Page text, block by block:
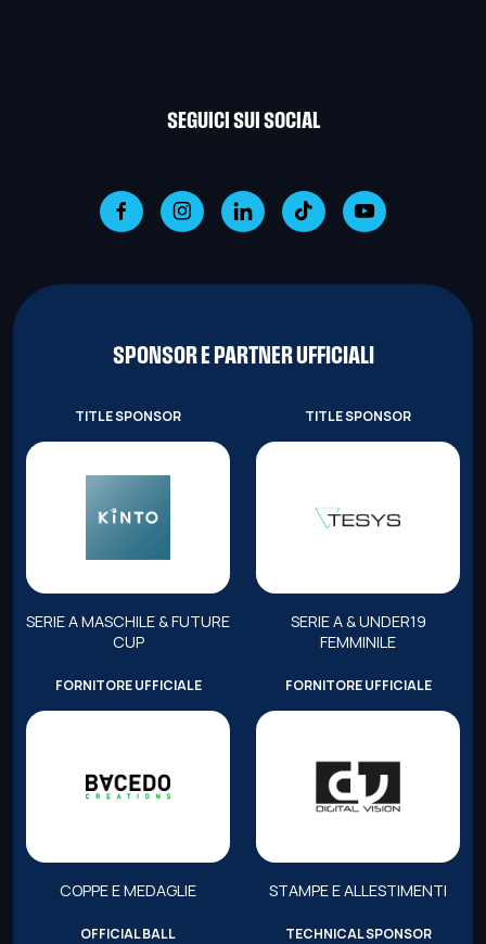
SEGUICI SUI SOCIAL
SPONSOR E PARTNER UFFICIALI
TITLE SPONSOR
SERIE A MASCHILE & FUTURE
CUP
TITLE SPONSOR
SERIE A & UNDER19
FEMMINILE
FORNITORE UFFICIALE
COPPE E MEDAGLIE
FORNITORE UFFICIALE
STAMPE E ALLESTIMENTI
OFFICIAL BALL TECHNICAL SPONSOR